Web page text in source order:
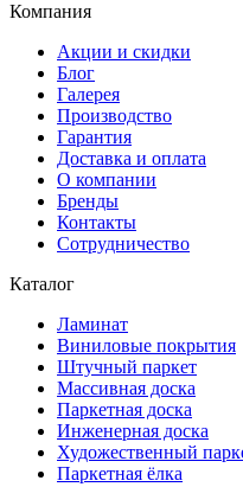
Компания
Акции и скидки
Блог
Галерея
Производство
Гарантия
Доставка и оплата
О компании
Бренды
Контакты
Сотрудничество
Каталог
Ламинат
Виниловые покрытия
Штучный паркет
Массивная доска
Паркетная доска
Инженерная доска
Художественный
Паркетная ёлка